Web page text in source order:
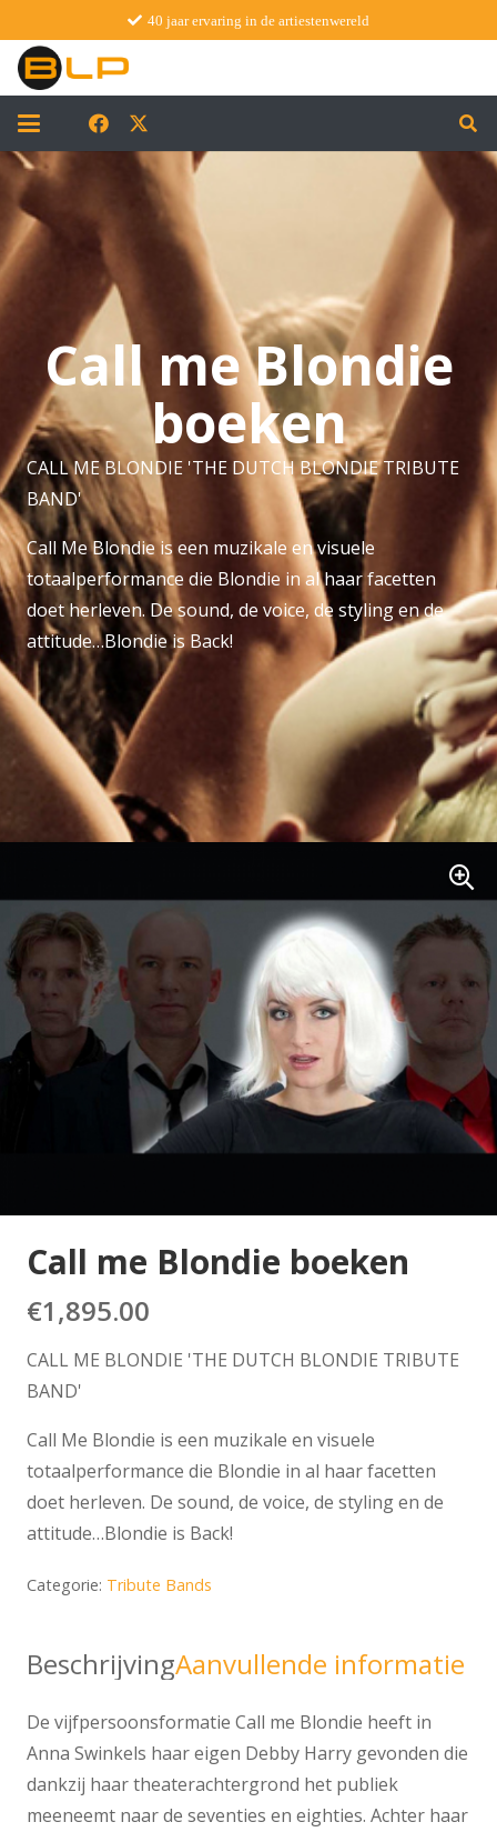
40 jaar ervaring in de artiestenwereld
Call me Blondie
boeken
CALL ME BLONDIE 'THE DUTCH BLONDIE TRIBUTE
BAND'
Call Me Blondie is een muzikale en visuele
totaalperformance die Blondie in al haar facetten
doet herleven. De sound, de voice, de styling en de
attitude…Blondie is Back!
Call me Blondie boeken
€1,895.00
CALL ME BLONDIE 'THE DUTCH BLONDIE TRIBUTE
BAND'
Call Me Blondie is een muzikale en visuele
totaalperformance die Blondie in al haar facetten
doet herleven. De sound, de voice, de styling en de
attitude…Blondie is Back!
Categorie: Tribute Bands
BeschrijvingAanvullende informatie
De vijfpersoonsformatie Call me Blondie heeft in
Anna Swinkels haar eigen Debby Harry gevonden die
dankzij haar theaterachtergrond het publiek
meeneemt naar de seventies en eighties. Achter haar